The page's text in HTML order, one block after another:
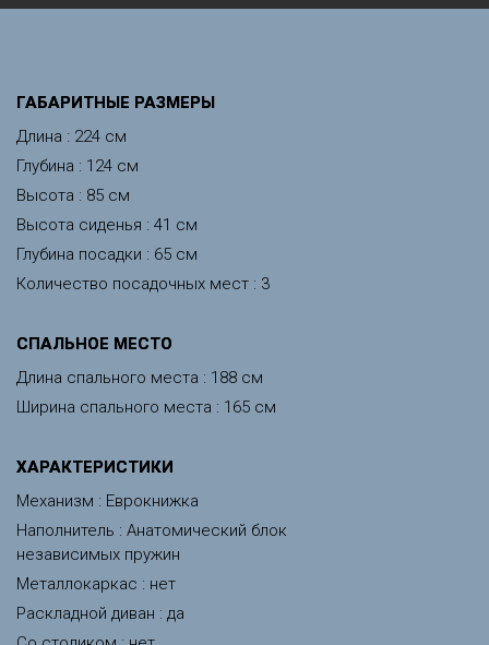
ГАБАРИТНЫЕ РАЗМЕРЫ
Длина : 224 см
Глубина : 124 см
Высота : 85 см
Высота сиденья : 41 см
Глубина посадки : 65 см
Количество посадочных мест : 3
CПАЛЬНОЕ МЕСТО
Длина спального места : 188 см
Ширина спального места : 165 см
ХАРАКТЕРИСТИКИ
Механизм : Еврокнижка
Наполнитель : Анатомический блок
независимых пружин
Металлокаркас : нет
Раскладной диван : да